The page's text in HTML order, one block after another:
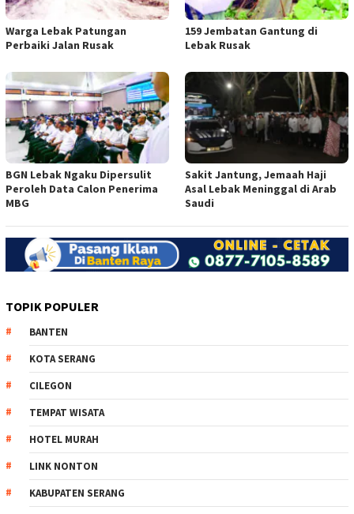
Warga Lebak Patungan
Perbaiki Jalan Rusak
159 Jembatan Gantung di
Lebak Rusak
BGN Lebak Ngaku Dipersulit
Peroleh Data Calon Penerima
MBG
Sakit Jantung, Jemaah Haji
Asal Lebak Meninggal di Arab
Saudi
TOPIK POPULER
BANTEN
KOTA SERANG
CILEGON
TEMPAT WISATA
HOTEL MURAH
LINK NONTON
KABUPATEN SERANG